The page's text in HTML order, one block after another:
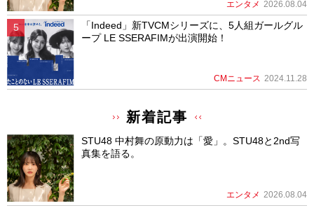
エンタメ 2026.08.04
「Indeed」新TVCMシリーズに、5人組ガールグル
ープ LE SSERAFIMが出演開始！
CMニュース 2024.11.28
新着記事
STU48 中村舞の原動力は「愛」。STU48と2nd写
真集を語る。
エンタメ 2026.08.04